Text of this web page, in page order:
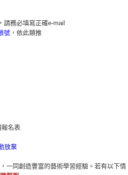
請務必填寫正確e-mail
號 ，依此類推
報名表
放棄
一同創造豐富的藝術學習經驗。若有以下情